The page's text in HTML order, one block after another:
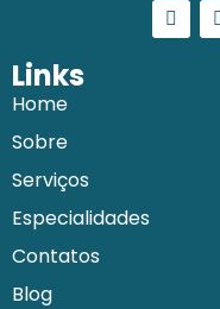
Links
Home
Sobre
Serviços
Especialidades
Contatos
Blog